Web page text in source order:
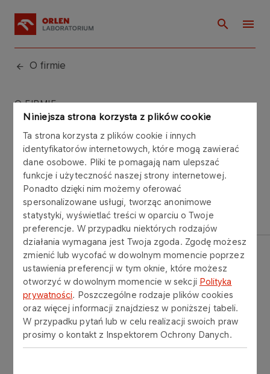
Niniejsza strona korzysta z plików cookie
Ta strona korzysta z plików cookie i innych
identyfikatorów internetowych, które mogą zawierać
dane osobowe. Pliki te pomagają nam ulepszać
funkcje i użyteczność naszej strony internetowej.
Ponadto dzięki nim możemy oferować
spersonalizowane usługi, tworząc anonimowe
statystyki, wyświetlać treści w oparciu o Twoje
preferencje. W przypadku niektórych rodzajów
działania wymagana jest Twoja zgoda. Zgodę możesz
zmienić lub wycofać w dowolnym momencie poprzez
ustawienia preferencji w tym oknie, które możesz
otworzyć w dowolnym momencie w sekcji Polityka
prywatności. Poszczególne rodzaje plików cookies
oraz więcej informacji znajdziesz w poniższej tabeli.
W przypadku pytań lub w celu realizacji swoich praw
prosimy o kontakt z Inspektorem Ochrony Danych.
O firmie
O FIRMIE
Vademecum
BENZYNY OLEJE NAPĘDOWE
Vademecum
Badany parametr